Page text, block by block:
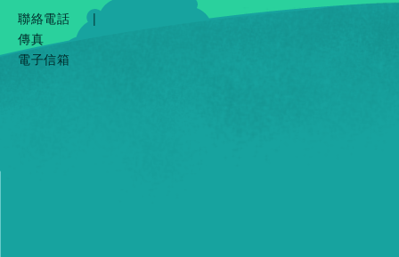
聯絡電話
|
傳真
電子信箱